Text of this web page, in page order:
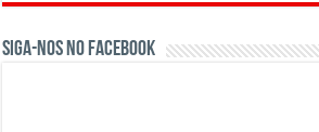
Siga-nos no Facebook